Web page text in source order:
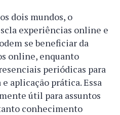
dois mundos, o
experiências online e
se beneficiar da
online, enquanto
periódicas para
aplicação prática. Essa
útil para assuntos
conhecimento